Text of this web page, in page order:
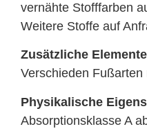
vernähte Stofffarben
Weitere Stoffe auf
Zusätzliche
Verschieden Fußarten
Physikalische
Absorptionsklasse A